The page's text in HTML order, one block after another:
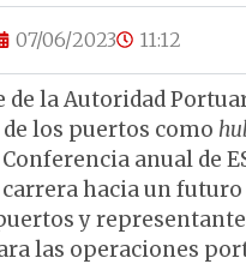
07/06/2023 11:12
la Autoridad
los puertos como
anual de
hacia un
y
las operaciones